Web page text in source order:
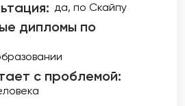
да, по Скайпу
дипломы по
с проблемой: